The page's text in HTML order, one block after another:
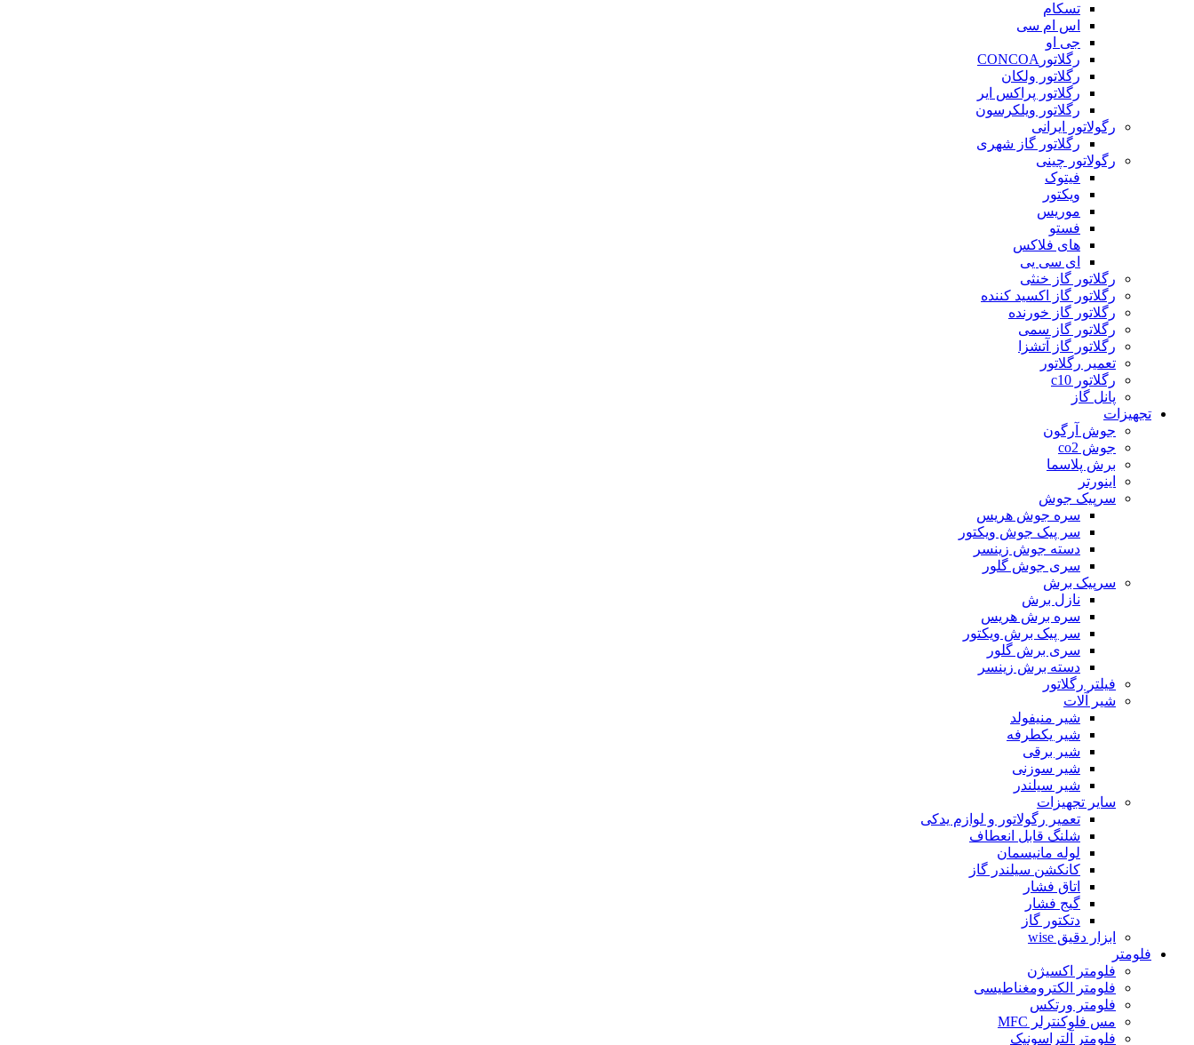
تسکام
اس ام سی
جی او
رگلاتورCONCOA
رگلاتور ولکان
رگلاتور پراکس ایر
رگلاتور ویلکرسون
رگولاتور ایرانی
رگلاتور گاز شهری
رگولاتور چینی
فیتوک
ویکتور
موریس
فستو
های فلاکس
ای سی یی
رگلاتور گاز خنثی
رگلاتور گاز اکسید کننده
رگلاتور گاز خورنده
رگلاتور گاز سمی
رگلاتور گاز آتشزا
تعمیر رگلاتور
رگلاتور c10
پانل گاز
تجهیزات
جوش آرگون
جوش co2
برش پلاسما
اینورتر
سرپیک جوش
سره جوش هریس
سر پیک جوش ویکتور
دسته جوش زینسر
سری جوش گلور
سرپیک برش
نازل برش
سره برش هریس
سر پیک برش ویکتور
سری برش گلور
دسته برش زینسر
فیلتر رگلاتور
شیر آلات
شیر منیفولد
شیر یکطرفه
شیر برقی
شیر سوزنی
شیر سیلندر
سایر تجهیزات
تعمیر رگولاتور و لوازم یدکی
شلنگ قابل انعطاف
لوله مانیسمان
کانکشن سیلندر گاز
اتاق فشار
گیج فشار
دتکتور گاز
ابزار دقیق wise
فلومتر
فلومتر اکسیژن
فلومتر الکترومغناطیسی
فلومتر ورتکس
مس فلوکنترلر MFC
فلومتر آلتراسونیک